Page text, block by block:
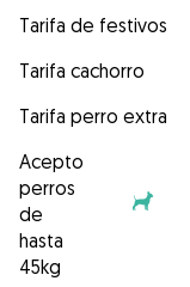
Tarifa de festivos
Tarifa cachorro
Tarifa perro extra
Acepto
perros
de
hasta
45kg